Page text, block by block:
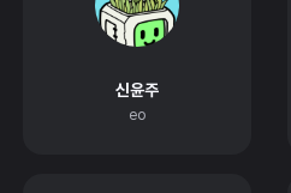
신윤주
eo